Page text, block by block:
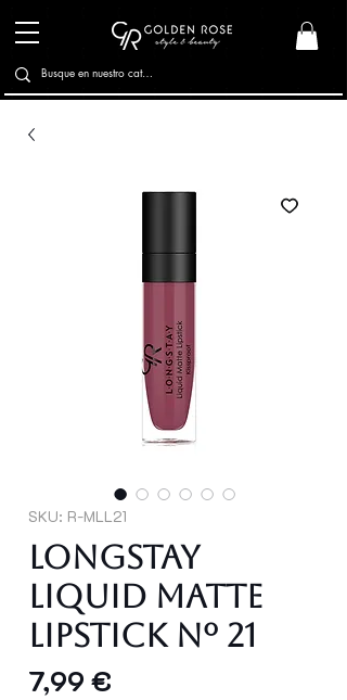
SKU: R-MLL21
Longstay
Liquid Matte
Lipstick Nº 21
7,99 €